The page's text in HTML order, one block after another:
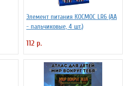
Элемент питания КОСМОС LR6 (АА
- пальчиковые, 4 шт.)
112 р.